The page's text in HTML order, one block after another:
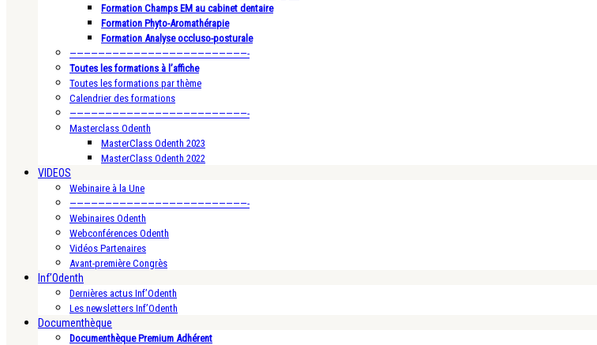
Formation Champs EM au cabinet dentaire
Formation Phyto-Aromathérapie
Formation Analyse occluso-posturale
—————————————————————————-
Toutes les formations à l’affiche
Toutes les formations par thème
Calendrier des formations
—————————————————————————-
Masterclass Odenth
MasterClass Odenth 2023
MasterClass Odenth 2022
VIDEOS
Webinaire à la Une
—————————————————————————-
Webinaires Odenth
Webconférences Odenth
Vidéos Partenaires
Avant-première Congrès
Inf’Odenth
Dernières actus Inf’Odenth
Les newsletters Inf’Odenth
Documenthèque
Documenthèque Premium Adhérent